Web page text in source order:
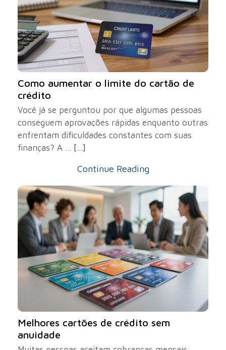
Como aumentar o limite do cartão de
crédito
Você já se perguntou por que algumas pessoas
conseguem aprovações rápidas enquanto outras
enfrentam dificuldades constantes com suas
finanças? A ... [...]
Continue Reading
Melhores cartões de crédito sem
anuidade